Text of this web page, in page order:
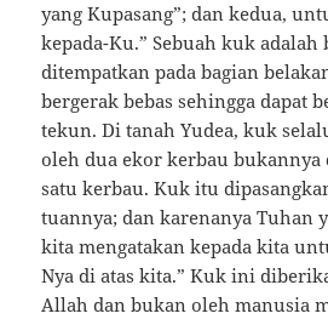
yang Kupasang”; dan kedua,
kepada-Ku.” Sebuah kuk adalah
ditempatkan pada bagian
bergerak bebas sehingga dapat
tekun. Di tanah Yudea, kuk
oleh dua ekor kerbau bukannya
satu kerbau. Kuk itu
tuannya; dan karenanya Tuhan
kita mengatakan kepada kita
Nya di atas kita.” Kuk ini
Allah dan bukan oleh manusia